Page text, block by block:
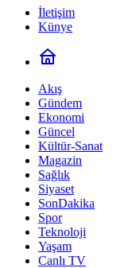
İletişim
Künye
Akış
Gündem
Ekonomi
Güncel
Kültür-Sanat
Magazin
Sağlık
Siyaset
SonDakika
Spor
Teknoloji
Yaşam
Canlı TV